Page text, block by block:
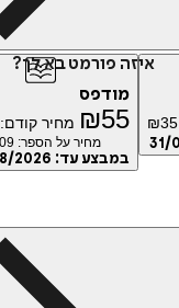
פורמט בא לך?
מודפס
₪ 55 מחיר קודם: ₪76.3
מחיר על הספר: ₪109
במבצע עד:31/08/2026